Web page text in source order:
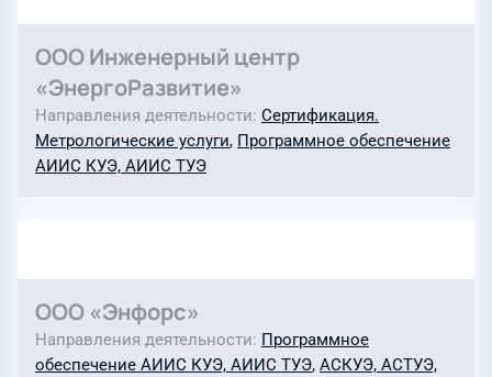
ООО Инженерный центр
«ЭнергоРазвитие»
Направления деятельности Сертификация.
Метрологические услуги, Программное обеспечение
АИИС КУЭ, АИИС ТУЭ
ООО «Энфорс»
Направления деятельности Программное
обеспечение АИИС КУЭ, АИИС ТУЭ, АСКУЭ, АСТУЭ,